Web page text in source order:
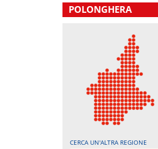
.
POLONGHERA
CERCA UN'ALTRA REGIONE